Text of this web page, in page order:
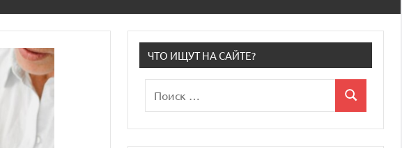
ЧТО ИЩУТ НА САЙТЕ?
для:
Поиск